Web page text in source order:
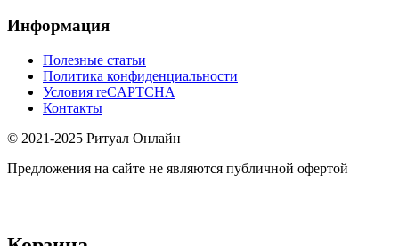
Информация
Полезные статьи
Политика конфиденциальности
Условия reCAPTCHA
Контакты
© 2021-2025 Ритуал Онлайн
Предложения на сайте не являются публичной офертой